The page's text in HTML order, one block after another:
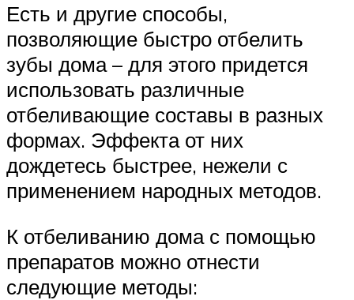
Есть и другие способы,
позволяющие быстро отбелить
зубы дома – для этого придется
использовать различные
отбеливающие составы в разных
формах. Эффекта от них
дождетесь быстрее, нежели с
применением народных методов.
К отбеливанию дома с помощью
препаратов можно отнести
следующие методы: